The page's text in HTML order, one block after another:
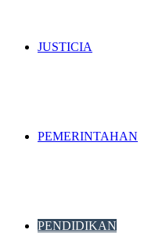
JUSTICIA
PEMERINTAHAN
PENDIDIKAN